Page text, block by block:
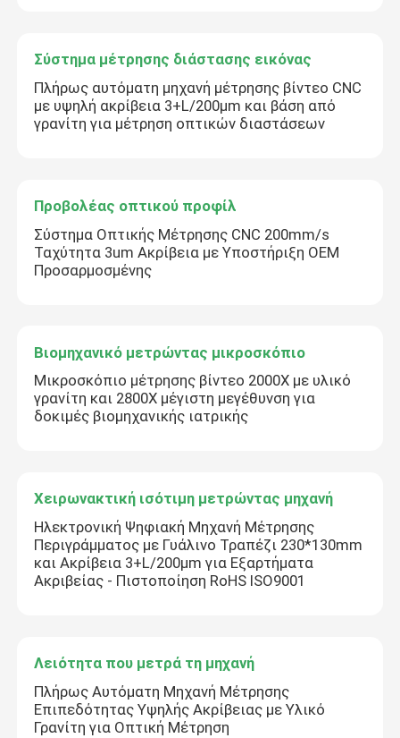
Σύστημα μέτρησης διάστασης εικόνας
Πλήρως αυτόματη μηχανή μέτρησης βίντεο CNC
με υψηλή ακρίβεια 3+L/200μm και βάση από
γρανίτη για μέτρηση οπτικών διαστάσεων
Προβολέας οπτικού προφίλ
Σύστημα Οπτικής Μέτρησης CNC 200mm/s
Ταχύτητα 3um Ακρίβεια με Υποστήριξη OEM
Προσαρμοσμένης
Βιομηχανικό μετρώντας μικροσκόπιο
Μικροσκόπιο μέτρησης βίντεο 2000X με υλικό
γρανίτη και 2800X μέγιστη μεγέθυνση για
δοκιμές βιομηχανικής ιατρικής
Χειρωνακτική ισότιμη μετρώντας μηχανή
Ηλεκτρονική Ψηφιακή Μηχανή Μέτρησης
Περιγράμματος με Γυάλινο Τραπέζι 230*130mm
και Ακρίβεια 3+L/200μm για Εξαρτήματα
Ακριβείας - Πιστοποίηση RoHS ISO9001
Λειότητα που μετρά τη μηχανή
Πλήρως Αυτόματη Μηχανή Μέτρησης
Επιπεδότητας Υψηλής Ακρίβειας με Υλικό
Γρανίτη για Οπτική Μέτρηση